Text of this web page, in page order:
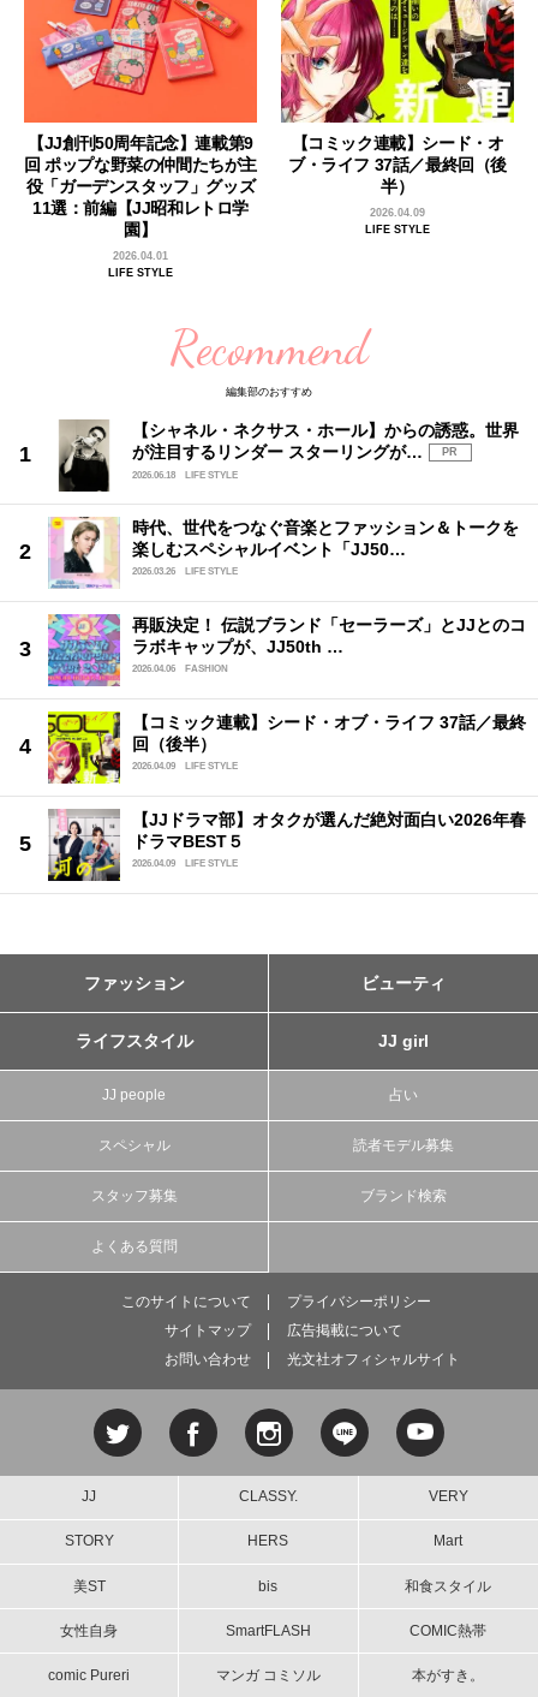
【JJ創刊50周年記念】連載第9
回 ポップな野菜の仲間たちが主
役「ガーデンスタッフ」グッズ
11選：前編【JJ昭和レトロ学
園】
2026.04.01
LIFE STYLE
【コミック連載】シード・オ
ブ・ライフ 37話／最終回（後
半）
2026.04.09
LIFE STYLE
Recommend
編集部のおすすめ
【シャネル・ネクサス・ホール】からの誘惑。世界
が注目するリンダー スターリングが…
PR
2026.06.18
LIFE STYLE
時代、世代をつなぐ音楽とファッション＆トークを
楽しむスペシャルイベント「JJ50…
2026.03.26 LIFE STYLE
再販決定！ 伝説ブランド「セーラーズ」とJJとのコ
ラボキャップが、JJ50th …
2026.04.06 FASHION
【コミック連載】シード・オブ・ライフ 37話／最終
回（後半）
2026.04.09 LIFE STYLE
【JJドラマ部】オタクが選んだ絶対面白い2026年春
ドラマBEST５
2026.04.09 LIFE STYLE
ファッション ビューティ
ライフスタイル JJ girl
JJ people 占い
スペシャル 読者モデル募集
スタッフ募集 ブランド検索
よくある質問
このサイトについて
プライバシーポリシー
サイトマップ
広告掲載について
お問い合わせ
光文社オフィシャルサイト
JJ CLASSY. VERY
STORY HERS Mart
美ST bis 和食スタイル
女性自身 SmartFLASH COMIC熱帯
comic Pureri マンガ コミソル 本がすき。